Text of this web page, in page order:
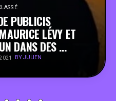
KULTT
PUBLICIS
LÉVY ET
DANS DES …
BY JULIEN